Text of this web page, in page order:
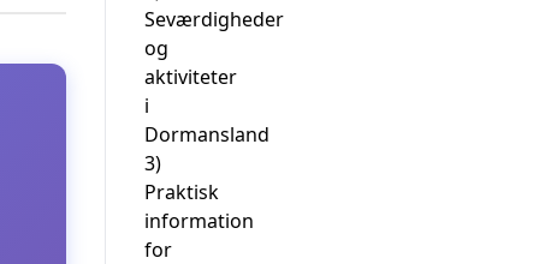
Seværdigheder
og
aktiviteter
i
Dormansland
3)
Praktisk
information
for